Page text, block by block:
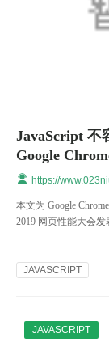
JavaScript 不
Google
https://
本文为 Google
2019 网页性能大会发
JAVASCRIPT
JAVASCRIPT